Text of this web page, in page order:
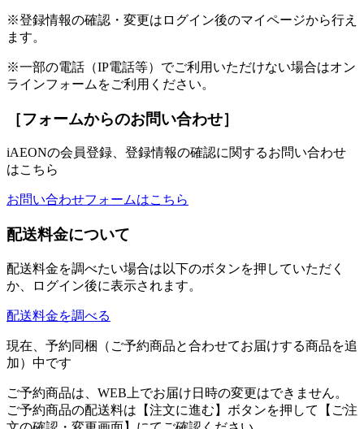
※登録情報の確認・変更はログイン後のマイページから行え
ます。
※一部の電話（IP電話等）でご利用いただけない場合はオン
ラインフォームをご利用ください。
［フォームからのお問い合わせ］
iAEONの会員登録、登録情報の確認に関するお問い合わせ
はこちら
お問い合わせフォームはこちら
配送料金について
配送料金を調べたい場合は以下のボタンを押していただく
か、ログイン後に表示されます。
配送料金を調べる
現在、予約同梱（ご予約商品と合わせてお届けする商品を追
加）中です
ご予約商品は、WEB上でお届け日時の変更はできません。
ご予約商品の配送料は【注文に進む】ボタンを押して【ご注